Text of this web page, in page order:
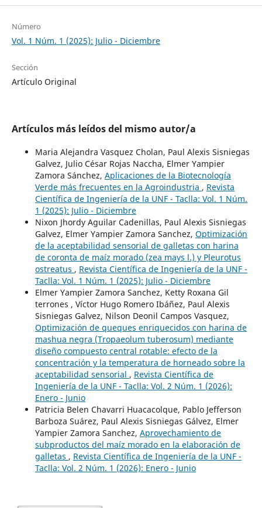
Número
Vol. 1 Núm. 1 (2025): Julio - Diciembre
Sección
Artículo Original
Artículos más leídos del mismo autor/a
Maria Alejandra Vasquez Cholan, Paul Alexis Sisniegas
Galvez, Julio César Rojas Naccha, Elmer Yampier
Zamora Sánchez, Aplicaciones de la Biotecnología
Verde más frecuentes en la Agroindustria , Revista
Científica de Ingeniería de la UNF - Taclla: Vol. 1 Núm.
1 (2025): Julio - Diciembre
Nixon Jhordy Aguilar Cadenillas, Paul Alexis Sisniegas
Galvez, Elmer Yampier Zamora Sanchez, Optimización
de la aceptabilidad sensorial de galletas con harina
de coronta de maíz morado (zea mays l.) y Pleurotus
ostreatus , Revista Científica de Ingeniería de la UNF -
Taclla: Vol. 1 Núm. 1 (2025): Julio - Diciembre
Elmer Yampier Zamora Sanchez, Ketty Roxana Gil
terrones , Víctor Hugo Romero Ibáñez, Paul Alexis
Sisniegas Galvez, Nilson Deonil Campos Vasquez,
Optimización de queques enriquecidos con harina de
mashua negra (Tropaeolum tuberosum) mediante
diseño compuesto central rotable: efecto de la
concentración y la temperatura de horneado sobre la
aceptabilidad sensorial , Revista Científica de
Ingeniería de la UNF - Taclla: Vol. 2 Núm. 1 (2026):
Enero - Junio
Patricia Belen Chavarri Huacacolque, Pablo Jefferson
Barboza Suárez, Paul Alexis Sisniegas Gálvez, Elmer
Yampier Zamora Sanchez, Aprovechamiento de
subproductos del maíz morado en la elaboración de
galletas , Revista Científica de Ingeniería de la UNF -
Taclla: Vol. 2 Núm. 1 (2026): Enero - Junio